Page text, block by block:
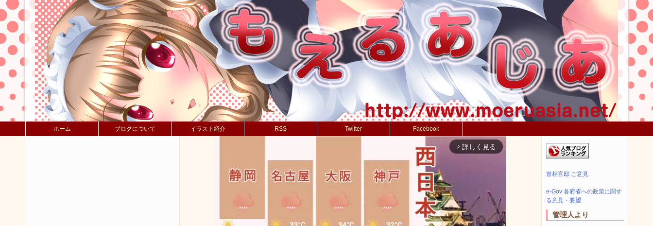
ホーム ブログについて イラスト紹介 RSS Twitter Facebook
arrow_forward_ios 詳しく見る
首相官邸 ご意見
e-Gov 各府省への政策に関す
る意見・要望
管理人より